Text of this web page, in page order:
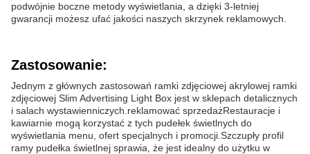
podwójnie boczne metody wyświetlania, a dzięki 3-letniej
gwarancji możesz ufać jakości naszych skrzynek reklamowych.
Zastosowanie:
Jednym z głównych zastosowań ramki zdjęciowej akrylowej ramki
zdjęciowej Slim Advertising Light Box jest w sklepach detalicznych
i salach wystawienniczych.reklamować sprzedażRestauracje i
kawiarnie mogą korzystać z tych pudełek świetlnych do
wyświetlania menu, ofert specjalnych i promocji.Szczupły profil
ramy pudełka świetlnej sprawia, że jest idealny do użytku w